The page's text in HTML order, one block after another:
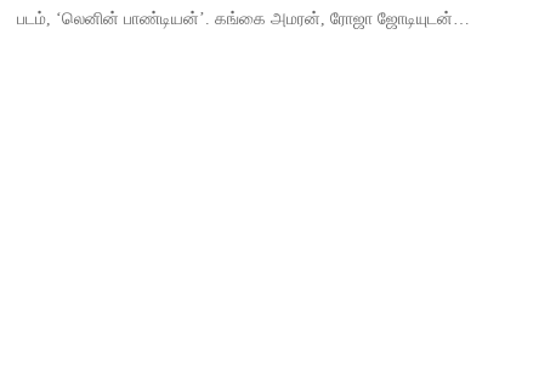
படம், ‘லெனின் பாண்டியன்’. கங்கை அமரன், ரோஜா ஜோடியுடன்